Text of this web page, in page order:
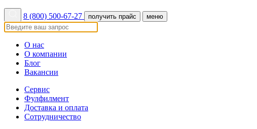
8 (800) 500-67-27 получить прайс меню
О нас
О компании
Блог
Вакансии
Сервис
Фулфилмент
Доставка и оплата
Сотрудничество